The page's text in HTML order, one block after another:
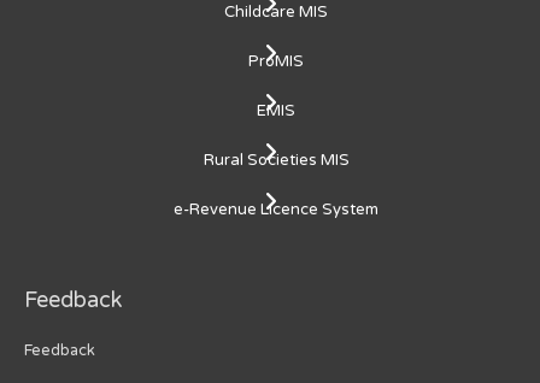
Childcare MIS
ProMIS
EMIS
Rural Societies MIS
e-Revenue Licence System
Feedback
Feedback